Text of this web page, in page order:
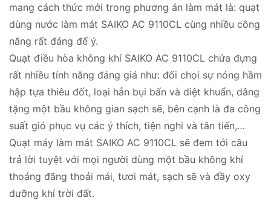
mang cách thức mới trong phương án làm mát là: quạt
dùng nước làm mát SAIKO AC 9110CL cùng nhiều công
năng rất đáng để ý.
Quạt điều hòa không khí SAIKO AC 9110CL chứa đựng
rất nhiều tính năng đáng giá như: đối chọi sự nóng hầm
hập tựa thiêu đốt, loại hẳn bụi bẩn và diệt khuẩn, dâng
tặng một bầu không gian sạch sẽ, bên cạnh là đa công
suất gió phục vụ các ý thích, tiện nghi và tân tiến,…
Quạt máy làm mát SAIKO AC 9110CL sẽ đem tới câu
trả lời tuyệt với mọi người dùng một bầu không khí
thoáng đãng thoải mái, tươi mát, sạch sẽ và đầy oxy
dưỡng khí trời đất.